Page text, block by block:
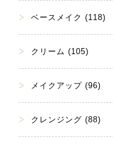
ベースメイク (118)
クリーム (105)
メイクアップ (96)
クレンジング (88)